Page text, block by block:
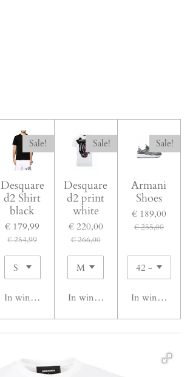
Sale!
Desquare
d2 Shirt
black
€ 179,99
€ 254,99
In winkelwagen
Sale!
Desquare
d2 print
white
€ 220,00
€ 266,00
In winkelwagen
Sale!
Armani
Shoes
€ 189,00
€ 255,00
In